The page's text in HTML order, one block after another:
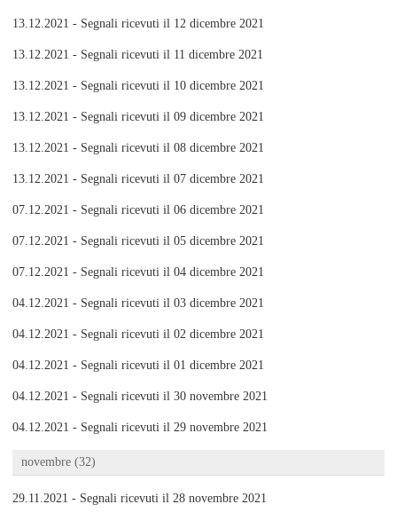
13.12.2021 - Segnali ricevuti il 12 dicembre 2021
13.12.2021 - Segnali ricevuti il 11 dicembre 2021
13.12.2021 - Segnali ricevuti il 10 dicembre 2021
13.12.2021 - Segnali ricevuti il 09 dicembre 2021
13.12.2021 - Segnali ricevuti il 08 dicembre 2021
13.12.2021 - Segnali ricevuti il 07 dicembre 2021
07.12.2021 - Segnali ricevuti il 06 dicembre 2021
07.12.2021 - Segnali ricevuti il 05 dicembre 2021
07.12.2021 - Segnali ricevuti il 04 dicembre 2021
04.12.2021 - Segnali ricevuti il 03 dicembre 2021
04.12.2021 - Segnali ricevuti il 02 dicembre 2021
04.12.2021 - Segnali ricevuti il 01 dicembre 2021
04.12.2021 - Segnali ricevuti il 30 novembre 2021
04.12.2021 - Segnali ricevuti il 29 novembre 2021
novembre (32)
29.11.2021 - Segnali ricevuti il 28 novembre 2021